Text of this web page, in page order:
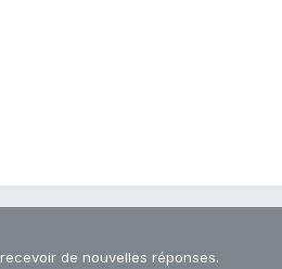
de nouvelles réponses.